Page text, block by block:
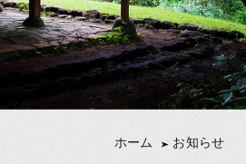
ホーム お知らせ